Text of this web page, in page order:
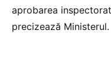
aprobarea
precizează Ministerul.